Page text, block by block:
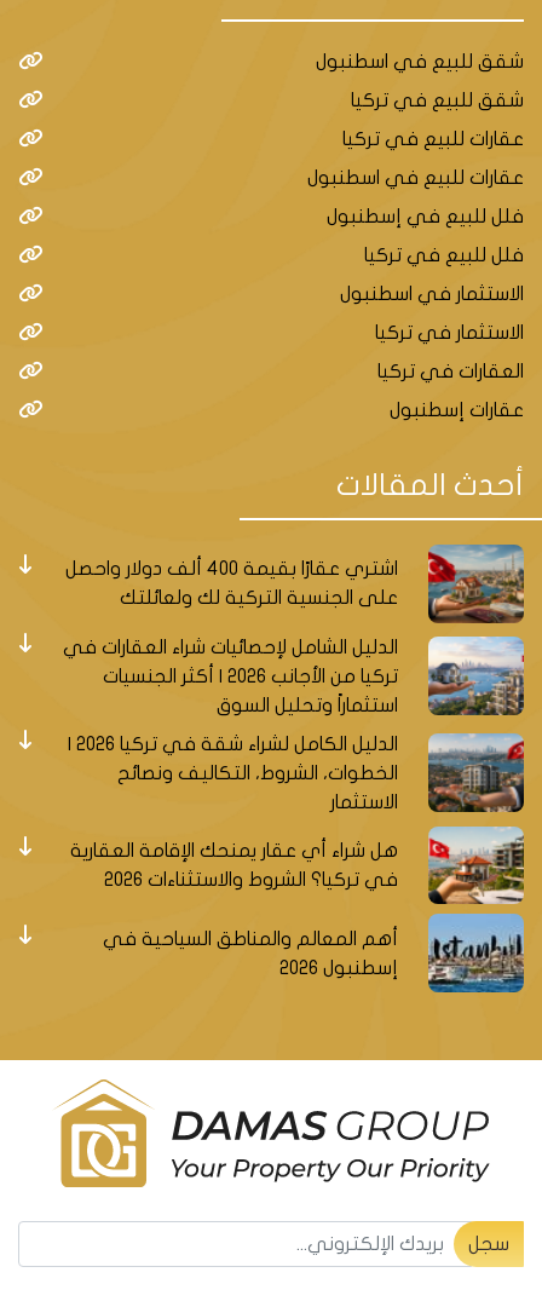
شقق للبيع في اسطنبول
شقق للبيع في تركيا
عقارات للبيع في تركيا
عقارات للبيع في اسطنبول
فلل للبيع في إسطنبول
فلل للبيع في تركيا
الاستثمار في اسطنبول
الاستثمار في تركيا
العقارات في تركيا
عقارات إسطنبول
أحدث المقالات
اشتري عقارًا بقيمة 400 ألف دولار واحصل
على الجنسية التركية لك ولعائلتك
الدليل الشامل لإحصائيات شراء العقارات في
تركيا من الأجانب 2026 | أكثر الجنسيات
استثماراً وتحليل السوق
الدليل الكامل لشراء شقة في تركيا 2026 |
الخطوات، الشروط، التكاليف ونصائح
الاستثمار
هل شراء أي عقار يمنحك الإقامة العقارية
في تركيا؟ الشروط والاستثناءات 2026
أهم المعالم والمناطق السياحية في
إسطنبول 2026
سجل